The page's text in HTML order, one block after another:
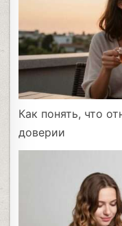
Как понять, что
доверии